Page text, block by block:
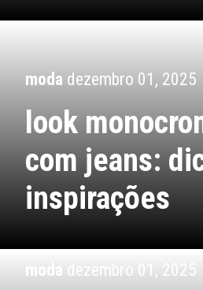
moda dezembro 01, 2025
look
com jeans:
inspirações
moda dezembro 01, 2025